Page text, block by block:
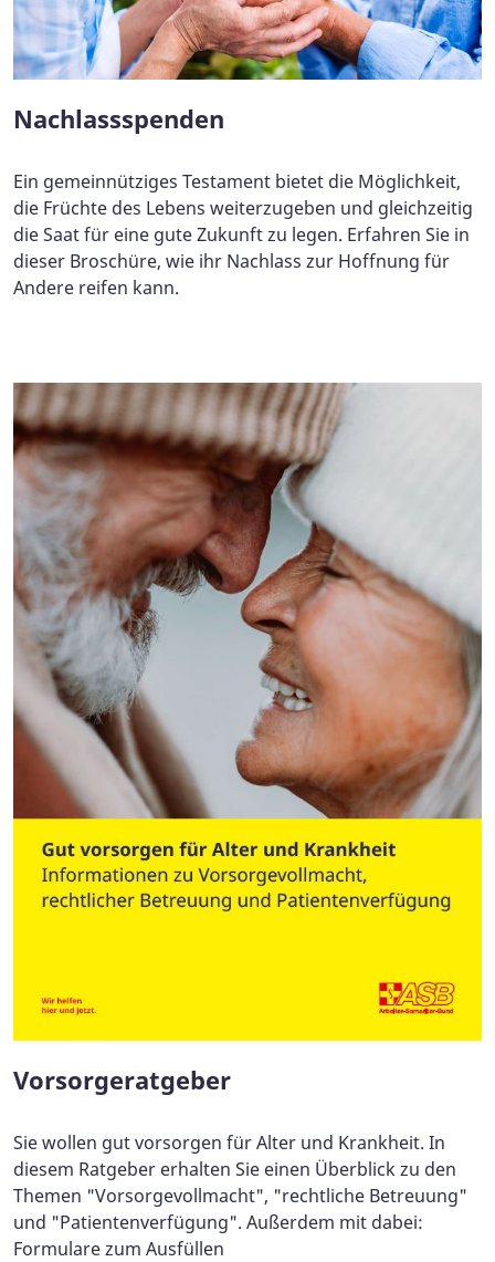
Nachlassspenden
Ein gemeinnütziges Testament bietet die Möglichkeit,
die Früchte des Lebens weiterzugeben und gleichzeitig
die Saat für eine gute Zukunft zu legen. Erfahren Sie in
dieser Broschüre, wie ihr Nachlass zur Hoffnung für
Andere reifen kann.
Vorsorgeratgeber
Sie wollen gut vorsorgen für Alter und Krankheit. In
diesem Ratgeber erhalten Sie einen Überblick zu den
Themen "Vorsorgevollmacht", "rechtliche Betreuung"
und "Patientenverfügung". Außerdem mit dabei:
Formulare zum Ausfüllen